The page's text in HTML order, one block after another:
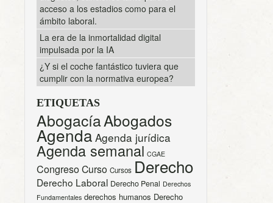
acceso a los estadios como para el
ámbito laboral.
La era de la inmortalidad digital
impulsada por la IA
¿Y si el coche fantástico tuviera que
cumplir con la normativa europea?
ETIQUETAS
AbogacíaAbogados
Agenda Agenda jurídica
Agenda semanal CGAE
CongresoCurso Cursos Derecho
Derecho Laboral Derecho Penal Derechos
Fundamentales derechos humanos Derecho